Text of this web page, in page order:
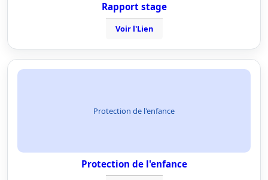
Rapport stage
Voir l'Lien
Protection de l'enfance
Protection de l'enfance